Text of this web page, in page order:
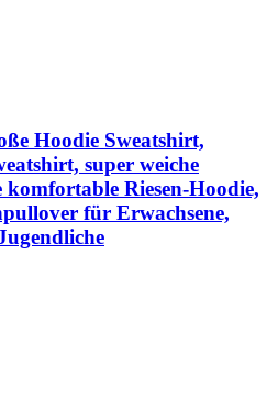
Hoodie Sweatshirt,
super weiche
komfortable Riesen-Hoodie,
für Erwachsene,